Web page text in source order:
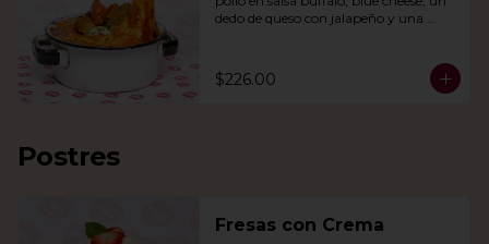
dedo de queso con jalapeño y una
$226.00
Postres
Fresas con Crema